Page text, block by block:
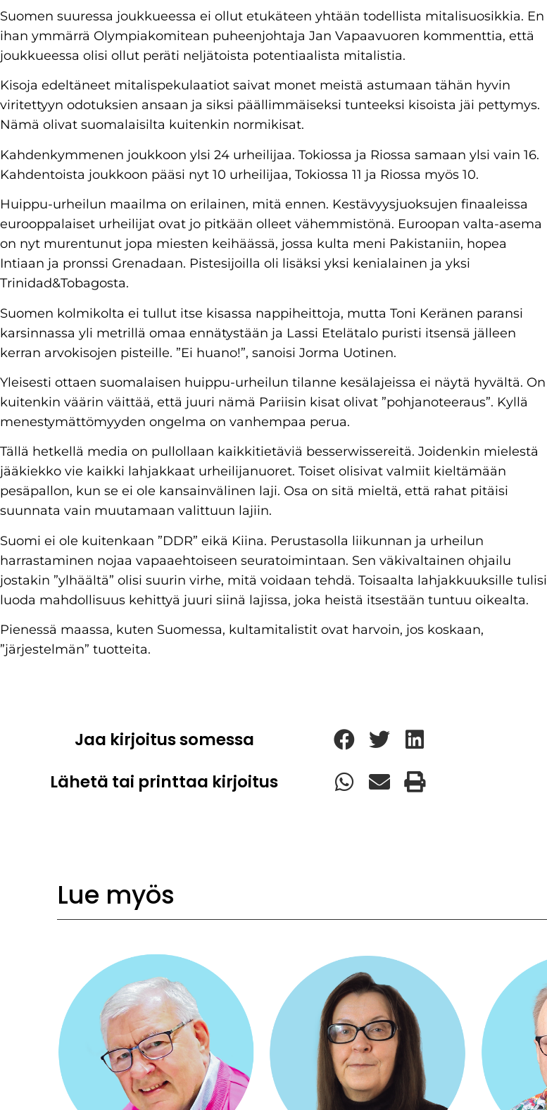
Suomen suuressa joukkueessa ei ollut etukäteen yhtään todellista mitalisuosikkia. En
ihan ymmärrä Olympiakomitean puheenjohtaja Jan Vapaavuoren kommenttia, että
joukkueessa olisi ollut peräti neljätoista potentiaalista mitalistia.
Kisoja edeltäneet mitalispekulaatiot saivat monet meistä astumaan tähän hyvin
viritettyyn odotuksien ansaan ja siksi päällimmäiseksi tunteeksi kisoista jäi pettymys.
Nämä olivat suomalaisilta kuitenkin normikisat.
Kahdenkymmenen joukkoon ylsi 24 urheilijaa. Tokiossa ja Riossa samaan ylsi vain 16.
Kahdentoista joukkoon pääsi nyt 10 urheilijaa, Tokiossa 11 ja Riossa myös 10.
Huippu-urheilun maailma on erilainen, mitä ennen. Kestävyysjuoksujen finaaleissa
eurooppalaiset urheilijat ovat jo pitkään olleet vähemmistönä. Euroopan valta-asema
on nyt murentunut jopa miesten keihäässä, jossa kulta meni Pakistaniin, hopea
Intiaan ja pronssi Grenadaan. Pistesijoilla oli lisäksi yksi kenialainen ja yksi
Trinidad&Tobagosta.
Suomen kolmikolta ei tullut itse kisassa nappiheittoja, mutta Toni Keränen paransi
karsinnassa yli metrillä omaa ennätystään ja Lassi Etelätalo puristi itsensä jälleen
kerran arvokisojen pisteille. ”Ei huano!”, sanoisi Jorma Uotinen.
Yleisesti ottaen suomalaisen huippu-urheilun tilanne kesälajeissa ei näytä hyvältä. On
kuitenkin väärin väittää, että juuri nämä Pariisin kisat olivat ”pohjanoteeraus”. Kyllä
menestymättömyyden ongelma on vanhempaa perua.
Tällä hetkellä media on pullollaan kaikkitietäviä besserwissereitä. Joidenkin mielestä
jääkiekko vie kaikki lahjakkaat urheilijanuoret. Toiset olisivat valmiit kieltämään
pesäpallon, kun se ei ole kansainvälinen laji. Osa on sitä mieltä, että rahat pitäisi
suunnata vain muutamaan valittuun lajiin.
Suomi ei ole kuitenkaan ”DDR” eikä Kiina. Perustasolla liikunnan ja urheilun
harrastaminen nojaa vapaaehtoiseen seuratoimintaan. Sen väkivaltainen ohjailu
jostakin ”ylhäältä” olisi suurin virhe, mitä voidaan tehdä. Toisaalta lahjakkuuksille tulisi
luoda mahdollisuus kehittyä juuri siinä lajissa, joka heistä itsestään tuntuu oikealta.
Pienessä maassa, kuten Suomessa, kultamitalistit ovat harvoin, jos koskaan,
”järjestelmän” tuotteita.
Jaa kirjoitus somessa
Lähetä tai printtaa kirjoitus
Lue myös